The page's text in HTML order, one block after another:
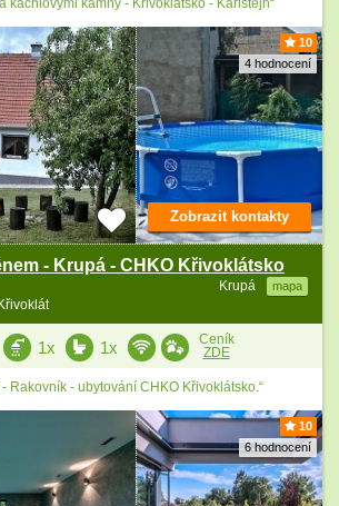
kachlovými kamny - Křivoklátsko - Karlštejn“
10
4 hodnocení
- Krupá - CHKO Křivoklátsko
Krupá mapa
Zobrazit kontakty
1x 1x
Ceník
ZDE
Rakovník - ubytování CHKO Křivoklátsko.“
10
6 hodnocení